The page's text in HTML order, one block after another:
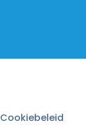
Cookiebeleid